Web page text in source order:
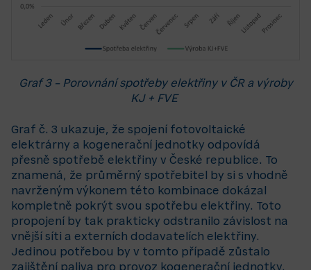
Graf 3 – Porovnání spotřeby elektřiny v ČR a výroby
KJ + FVE
Graf č. 3 ukazuje, že spojení fotovoltaické
elektrárny a kogenerační jednotky odpovídá
přesně spotřebě elektřiny v České republice. To
znamená, že průměrný spotřebitel by si s vhodně
navrženým výkonem této kombinace dokázal
kompletně pokrýt svou spotřebu elektřiny. Toto
propojení by tak prakticky odstranilo závislost na
vnější síti a externích dodavatelích elektřiny.
Jedinou potřebou by v tomto případě zůstalo
zajištění paliva pro provoz kogenerační jednotky.